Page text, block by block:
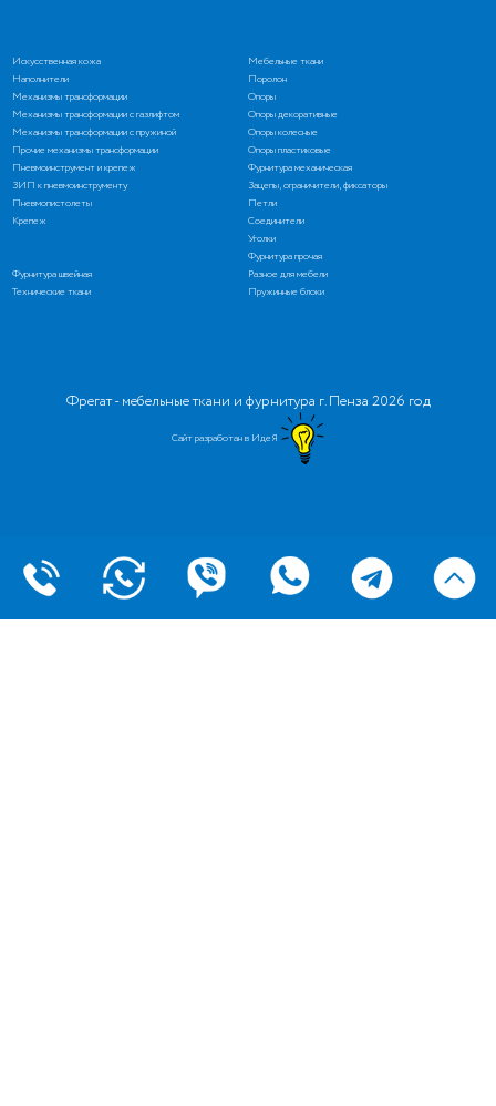
Искусственная кожа
Мебельные ткани
Наполнители
Поролон
Механизмы трансформации
Механизмы трансформации с газлифтом
Механизмы трансформации с пружиной
Прочие механизмы трансформации
Опоры
Опоры декоративные
Опоры колесные
Опоры пластиковые
Пневмоинструмент и крепеж
ЗИП к пневмоинструменту
Пневмопистолеты
Крепеж
Фурнитура механическая
Зацепы, ограничители, фиксаторы
Петли
Соединители
Уголки
Фурнитура прочая
Фурнитура швейная
Разное для мебели
Технические ткани
Пружинные блоки
Фрегат - мебельные ткани и фурнитура г. Пенза 2026 год
Сайт разработан в ИдеЯ